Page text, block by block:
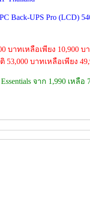
UPS Pro (LCD)
บาทเหลือเพียง 10,900 บ
บาทเหลือเพียง
จาก 1,990 เหลื